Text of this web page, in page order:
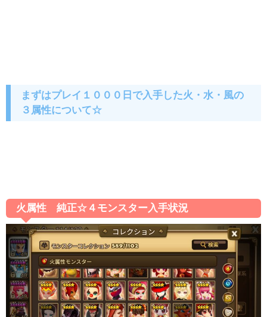
まずはプレイ１０００日で入手した火・水・風の
３属性について☆
火属性 純正☆４モンスター入手状況